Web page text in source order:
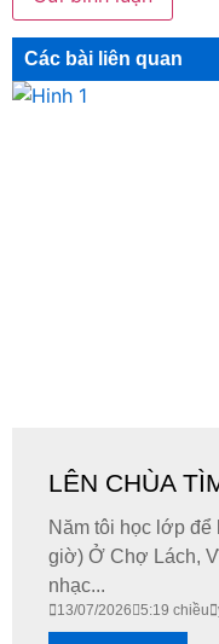
Các bài liên quan
LÊN CHÙA
Năm tôi học lớp
giờ) Ở Chợ Lách,
nhạc...
13/07/2026 5:19 chiều